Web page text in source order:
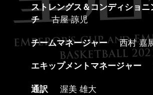
ストレングス＆コンディショニ
チ
古屋 諒児
チームマネージャー
西村 嘉
エキップメントマネージャー
通訳
渥美 雄大